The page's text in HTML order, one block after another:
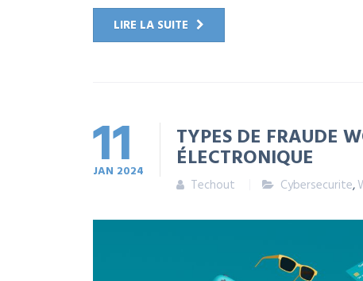
LIRE LA SUITE
11
JAN 2024
TYPES DE FRAUDE
ÉLECTRONIQUE
Techout Cybersecurite,